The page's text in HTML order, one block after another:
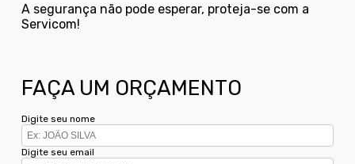
A segurança não pode esperar, proteja-se com a
Servicom!
FAÇA UM ORÇAMENTO
Digite seu nome
Digite seu email